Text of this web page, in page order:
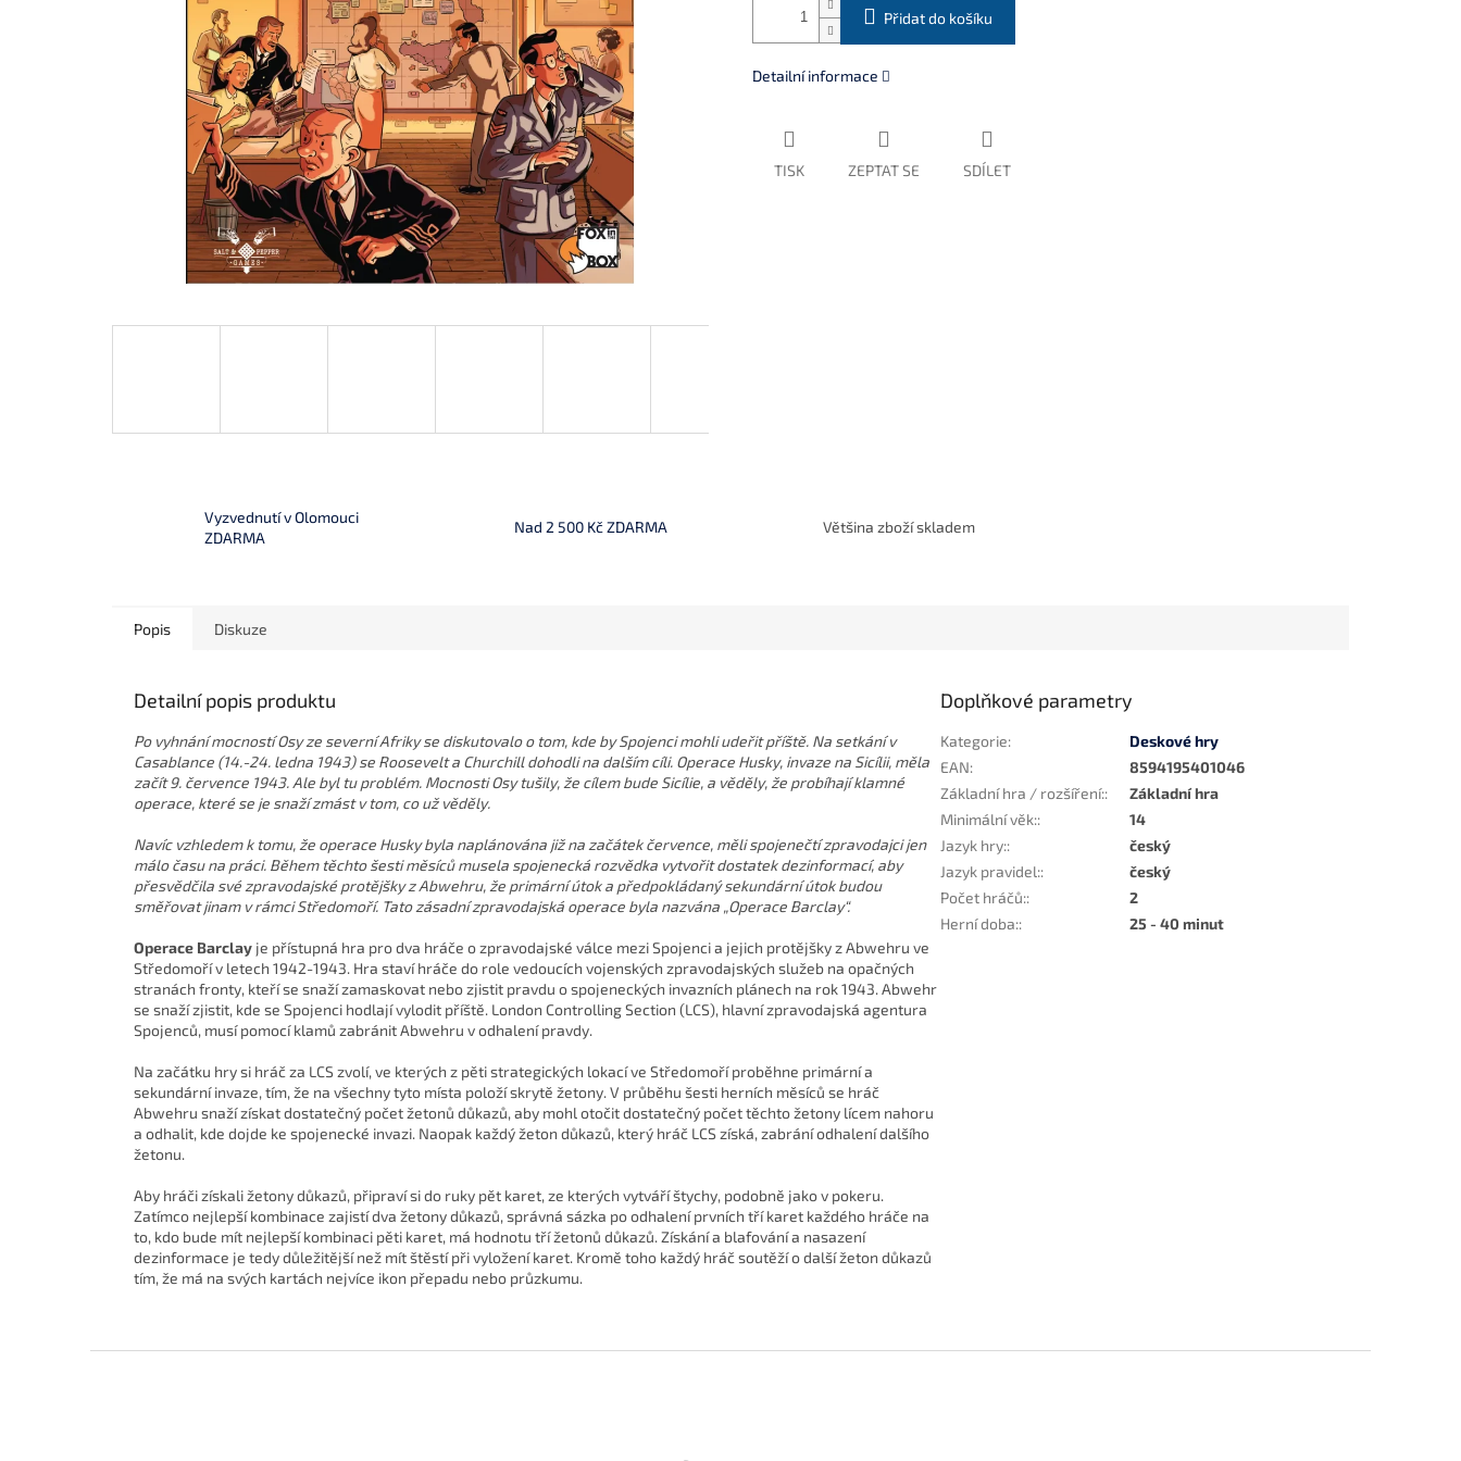
Přidat do košíku
Detailní informace
TISK ZEPTAT SE SDÍLET
Vyzvednutí v Olomouci
ZDARMA
Nad 2 500 Kč ZDARMA Většina zboží skladem
Popis Diskuze
Detailní popis produktu
Po vyhnání mocností Osy ze severní Afriky se diskutovalo o tom, kde by Spojenci mohli udeřit příště. Na setkání v
Casablance (14.-24. ledna 1943) se Roosevelt a Churchill dohodli na dalším cíli. Operace Husky, invaze na Sicílii, měla
začít 9. července 1943. Ale byl tu problém. Mocnosti Osy tušily, že cílem bude Sicílie, a věděly, že probíhají klamné
operace, které se je snaží zmást v tom, co už věděly.
Navíc vzhledem k tomu, že operace Husky byla naplánována již na začátek července, měli spojenečtí zpravodajci jen
málo času na práci. Během těchto šesti měsíců musela spojenecká rozvědka vytvořit dostatek dezinformací, aby
přesvědčila své zpravodajské protějšky z Abwehru, že primární útok a předpokládaný sekundární útok budou
směřovat jinam v rámci Středomoří. Tato zásadní zpravodajská operace byla nazvána „Operace Barclay“.
Operace Barclay je přístupná hra pro dva hráče o zpravodajské válce mezi Spojenci a jejich protějšky z Abwehru ve
Středomoří v letech 1942-1943. Hra staví hráče do role vedoucích vojenských zpravodajských služeb na opačných
stranách fronty, kteří se snaží zamaskovat nebo zjistit pravdu o spojeneckých invazních plánech na rok 1943. Abwehr
se snaží zjistit, kde se Spojenci hodlají vylodit příště. London Controlling Section (LCS), hlavní zpravodajská agentura
Spojenců, musí pomocí klamů zabránit Abwehru v odhalení pravdy.
Na začátku hry si hráč za LCS zvolí, ve kterých z pěti strategických lokací ve Středomoří proběhne primární a
sekundární invaze, tím, že na všechny tyto místa položí skrytě žetony. V průběhu šesti herních měsíců se hráč
Abwehru snaží získat dostatečný počet žetonů důkazů, aby mohl otočit dostatečný počet těchto žetony lícem nahoru
a odhalit, kde dojde ke spojenecké invazi. Naopak každý žeton důkazů, který hráč LCS získá, zabrání odhalení dalšího
žetonu.
Aby hráči získali žetony důkazů, připraví si do ruky pět karet, ze kterých vytváří štychy, podobně jako v pokeru.
Zatímco nejlepší kombinace zajistí dva žetony důkazů, správná sázka po odhalení prvních tří karet každého hráče na
to, kdo bude mít nejlepší kombinaci pěti karet, má hodnotu tří žetonů důkazů. Získání a blafování a nasazení
dezinformace je tedy důležitější než mít štěstí při vyložení karet. Kromě toho každý hráč soutěží o další žeton důkazů
tím, že má na svých kartách nejvíce ikon přepadu nebo průzkumu.
Doplňkové parametry
Kategorie:
Deskové hry
EAN:
8594195401046
Základní hra / rozšíření::
Základní hra
Minimální věk::
14
Jazyk hry::
český
Jazyk pravidel::
český
Počet hráčů::
2
Herní doba:: 25 - 40 minut